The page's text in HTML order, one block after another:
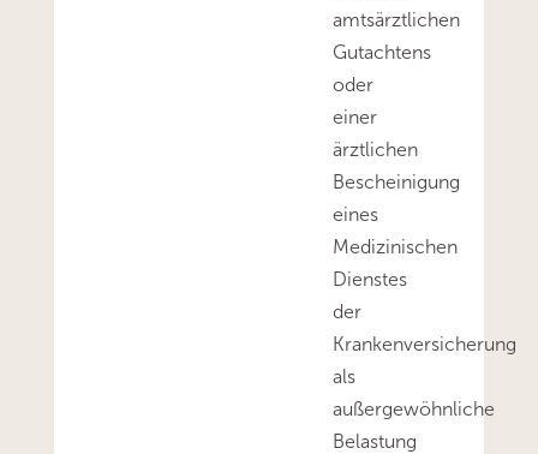
amtsärztlichen
Gutachtens
oder
einer
ärztlichen
Bescheinigung
eines
Medizinischen
Dienstes
der
Krankenversicherung
als
außergewöhnliche
Belastung